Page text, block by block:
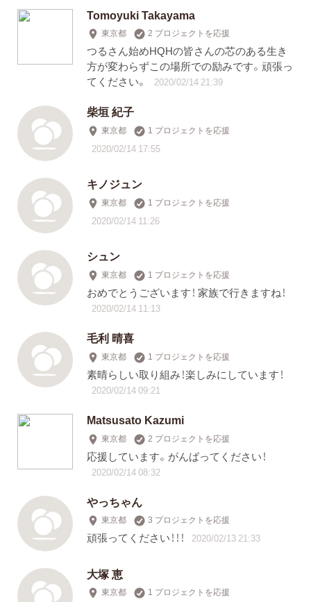
Tomoyuki Takayama
東京都 2 プロジェクトを応援
つるさん始めHQHの皆さんの芯のある生き
方が変わらずこの場所での励みです。頑張っ
てください。
2020/02/14 21:39
柴垣 紀子
東京都 1 プロジェクトを応援
2020/02/14 17:55
キノジュン
東京都 1 プロジェクトを応援
2020/02/14 11:26
シュン
東京都 1 プロジェクトを応援
おめでとうございます！ 家族で行きますね！
2020/02/14 11:13
毛利 晴喜
東京都 1 プロジェクトを応援
素晴らしい取り組み！楽しみにしています！
2020/02/14 09:21
Matsusato Kazumi
東京都 2 プロジェクトを応援
応援しています。がんばってください！
2020/02/14 08:32
やっちゃん
東京都 3 プロジェクトを応援
頑張ってください！！！ 2020/02/13 21:33
大塚 恵
東京都 1 プロジェクトを応援